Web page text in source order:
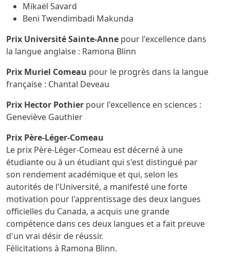
Mikaël Savard
Beni Twendimbadi Makunda
Prix Université Sainte-Anne pour l'excellence dans
la langue anglaise : Ramona Blinn
Prix Muriel Comeau pour le progrès dans la langue
française : Chantal Deveau
Prix Hector Pothier pour l'excellence en sciences :
Geneviève Gauthier
Prix Père-Léger-Comeau
Le prix Père-Léger-Comeau est décerné à une
étudiante ou à un étudiant qui s'est distingué par
son rendement académique et qui, selon les
autorités de l'Université, a manifesté une forte
motivation pour l'apprentissage des deux langues
officielles du Canada, a acquis une grande
compétence dans ces deux langues et a fait preuve
d'un vrai désir de réussir.
Félicitations à Ramona Blinn.